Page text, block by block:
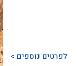
לפרטים נוספים >